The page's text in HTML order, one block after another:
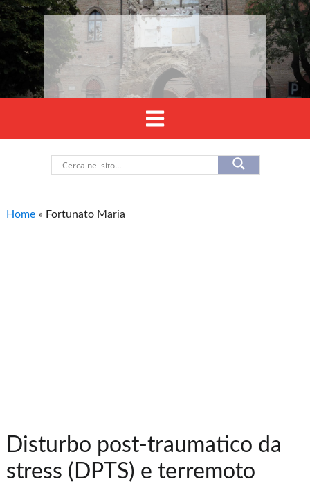
Home » Fortunato Maria
Disturbo post-traumatico da
stress (DPTS) e terremoto